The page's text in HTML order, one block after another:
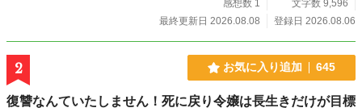
感想数 1
文字数 9,596
最終更新日 2026.08.08
登録日 2026.08.06
2 お気に入り追加 645
復讐なんていたしません！死に戻り令嬢は長生きだけが目標